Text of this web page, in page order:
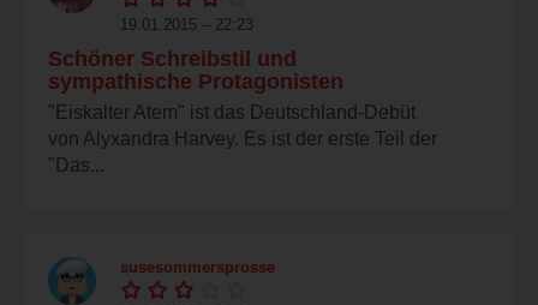
19.01.2015 – 22:23
Schöner Schreibstil und
sympathische Protagonisten
"Eiskalter Atem" ist das Deutschland-Debüt
von Alyxandra Harvey. Es ist der erste Teil der
"Das...
susesommersprosse